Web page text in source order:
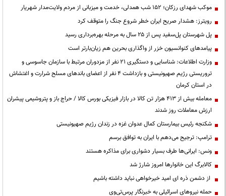
موکب شهدای رزکان؛ ۱۵۲ شب همدلی، خدمت و میزبانی از مردم ولایت‌مدار شهریار
رویترز: هشدار صریح ایران خطر شروع جنگ را متوقف کرد
پل شهرستان پل‌سفید پس از ۲۵ سال به مرحله بهره‌برداری رسید
پیامدهای کنوانسیون خزر از واگذاری بحرین هم زیان‌بارتر است
وزارت اطلاعات: شناسایی و دستگیری ۲۱ نفر از مزدوران مرتبط با سازمان جاسوسی و
تروریستی رژیم صهیونیستی و بازداشت ۴ نفر از اعضای باندهای مسلح شرارت و اغتشاش
در استان کرمان
معامله بیش از ۴۱۳ هزار تن کالا در بازار فیزیکی بورس کالا / حراج باز و پتروشیمی پیشران
ارزش معاملات روز شدند
شکنجه رئیس بیمارستان کمال عدوان غزه در زندان رژیم صهیونیستی
ترامپ: ترجیح می‌دهم با ایران به توافق برسم
ونس: ایرانی‌ها طرف بسیار دشواری برای مذاکره هستند
کالابرگ این خانوارها امروز شارژ شد
از دشمن ذره ای امید خیرخواهی نباید داشته باشیم
حمله نیروهای اسرائیلی به خبرنگار پرس‌تی‌وی